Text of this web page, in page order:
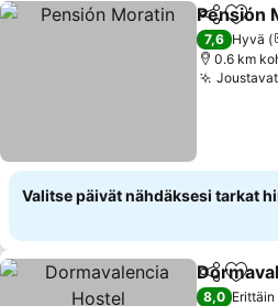
Jaa
Pensión
7,6 Hyvä
0.6 km
Valitse päivät nähdäksesi tarkat
Jaa
8,0